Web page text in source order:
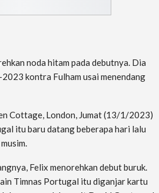
noda hitam pada debutnya. Dia
kontra Fulham usai menendang
Cottage, London, Jumat (13/1/2023)
itu baru datang beberapa hari lalu
Felix menorehkan debut buruk.
Timnas Portugal itu diganjar kartu